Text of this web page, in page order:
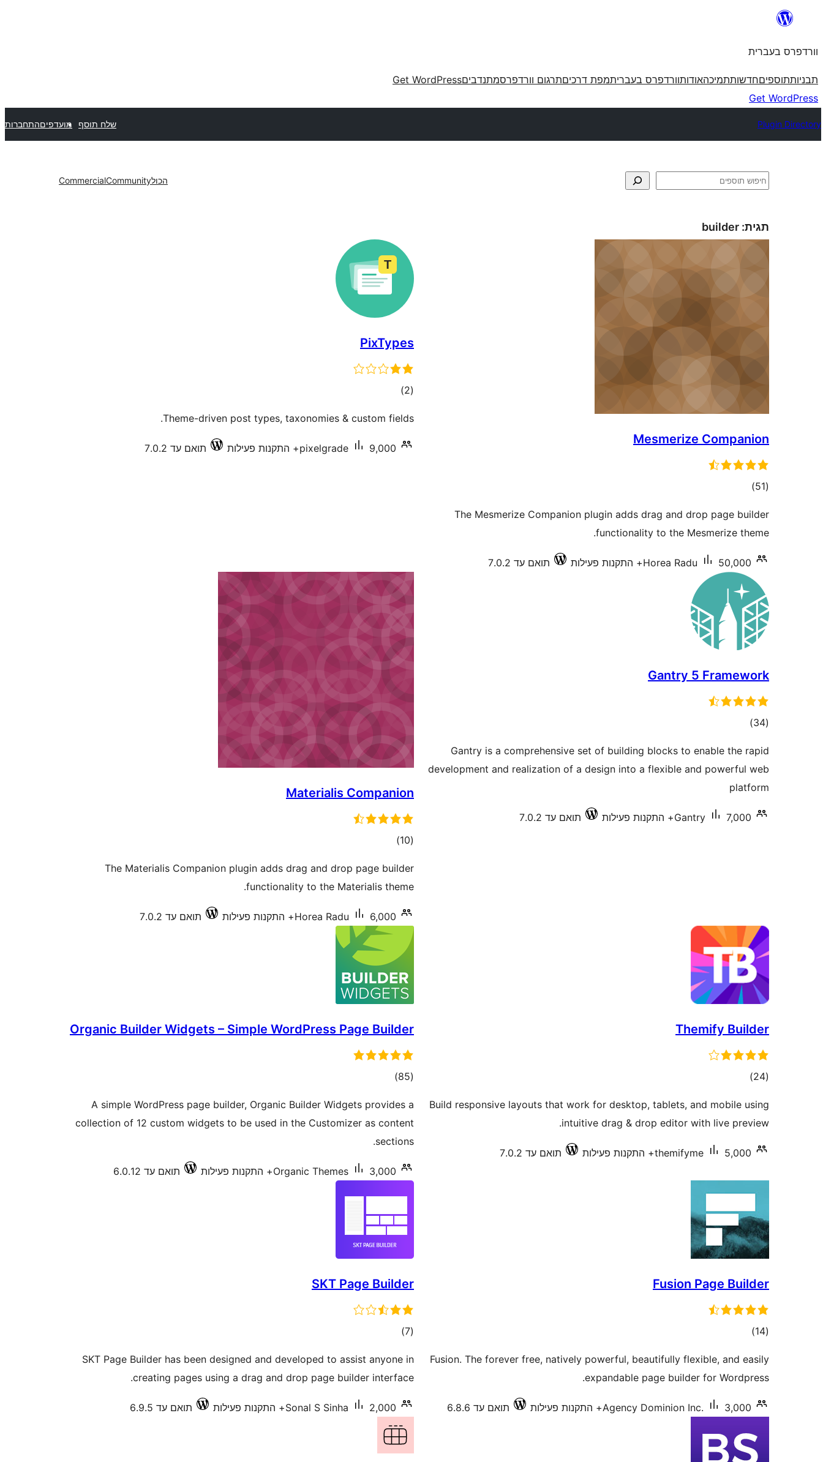
וורדפרס בעברית
תבניותתוספיםחדשותתמיכהאודותוורדפרס בעבריתמפת דרכיםתרגום וורדפרסמתנדביםGet WordPress
Get WordPress
Plugin Directory שלח תוסף מועדפיםהתחברות
חיפוש הכולCommunity
Commercial
תגית: builder
Mesmerize Companion
(51 דרוגים)
The Mesmerize Companion plugin adds drag and drop page builder
functionality to the Mesmerize theme.
Horea Radu 50,000+ התקנות פעילות תואם עד 7.0.2
PixTypes
(2 דרוגים)
Theme-driven post types, taxonomies & custom fields.
pixelgrade 9,000+ התקנות פעילות תואם עד 7.0.2
Gantry 5 Framework
(34 דרוגים)
Gantry is a comprehensive set of building blocks to enable the rapid
development and realization of a design into a flexible and powerful web
platform
Gantry 7,000+ התקנות פעילות תואם עד 7.0.2
Materialis Companion
(10 דרוגים)
The Materialis Companion plugin adds drag and drop page builder
functionality to the Materialis theme.
Horea Radu 6,000+ התקנות פעילות תואם עד 7.0.2
Themify Builder
(24 דרוגים)
Build responsive layouts that work for desktop, tablets, and mobile using
intuitive drag & drop editor with live preview.
themifyme 5,000+ התקנות פעילות תואם עד 7.0.2
Organic Builder Widgets – Simple WordPress Page Builder
(85 דרוגים)
A simple WordPress page builder, Organic Builder Widgets provides a
collection of 12 custom widgets to be used in the Customizer as content
sections.
Organic Themes 3,000+ התקנות פעילות תואם עד 6.0.12
Fusion Page Builder
(14 דרוגים)
Fusion. The forever free, natively powerful, beautifully flexible, and easily
expandable page builder for Wordpress.
Agency Dominion Inc. 3,000+ התקנות פעילות תואם עד 6.8.6
SKT Page Builder
(7 דרוגים
)
SKT Page Builder has been designed and developed to assist anyone in
creating pages using a drag and drop page builder interface.
Sonal S Sinha 2,000+ התקנות פעילות תואם עד 6.9.5